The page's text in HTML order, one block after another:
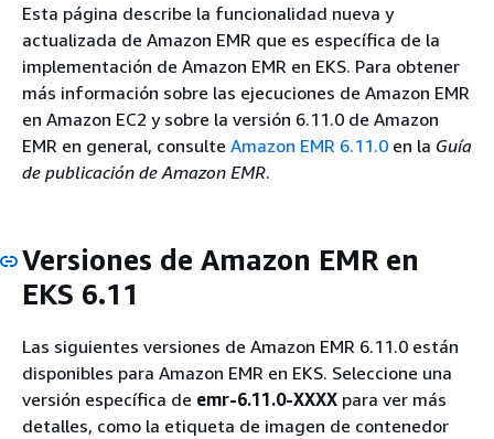
Esta página describe la funcionalidad nueva y
actualizada de Amazon EMR que es específica de la
implementación de Amazon EMR en EKS. Para obtener
más información sobre las ejecuciones de Amazon EMR
en Amazon EC2 y sobre la versión 6.11.0 de Amazon
EMR en general, consulte Amazon EMR 6.11.0 en la Guía
de publicación de Amazon EMR.
Versiones de Amazon EMR en
EKS 6.11
Las siguientes versiones de Amazon EMR 6.11.0 están
disponibles para Amazon EMR en EKS. Seleccione una
versión específica de emr-6.11.0-XXXX para ver más
detalles, como la etiqueta de imagen de contenedor